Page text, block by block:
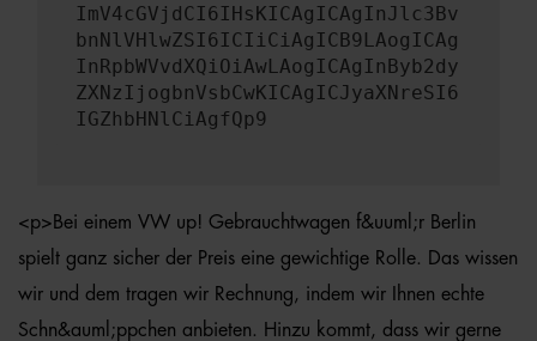
ImV4cGVjdCI6IHsKICAgICAgInJlc3Bv
bnNlVHlwZSI6ICIiCiAgICB9LAogICAg
InRpbWVvdXQiOiAwLAogICAgInByb2dy
ZXNzIjogbnVsbCwKICAgICJyaXNreSI6
IGZhbHNlCiAgfQp9
<p>Bei einem VW up! Gebrauchtwagen f&uuml;r Berlin
spielt ganz sicher der Preis eine gewichtige Rolle. Das wissen
wir und dem tragen wir Rechnung, indem wir Ihnen echte
Schn&auml;ppchen anbieten. Hinzu kommt, dass wir gerne